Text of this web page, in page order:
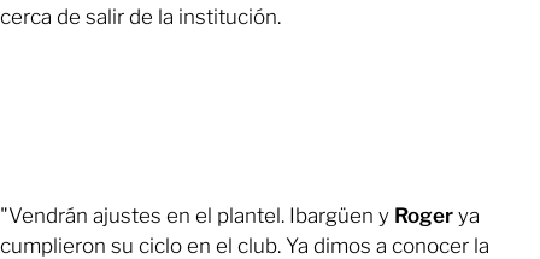
cerca de salir de la institución.
"Vendrán ajustes en el plantel. Ibargüen y Roger ya
cumplieron su ciclo en el club. Ya dimos a conocer la